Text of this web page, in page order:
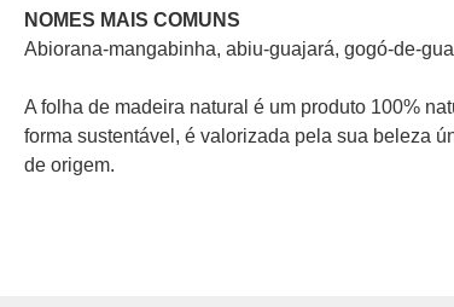
NOMES MAIS COMUNS
Abiorana-mangabinha, abiu-guajará, gogó-de-
A folha de madeira natural é um produto 100%
forma sustentável, é valorizada pela sua beleza
de origem.